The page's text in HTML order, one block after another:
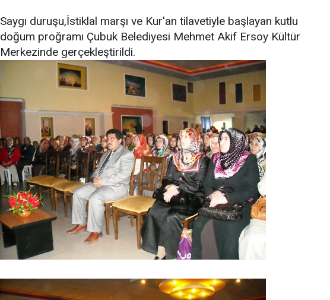
Saygı duruşu,İstiklal marşı ve Kur'an tilavetiyle başlayan kutlu
doğum proğramı Çubuk Belediyesi Mehmet Akif Ersoy Kültür
Merkezinde gerçekleştirildi.